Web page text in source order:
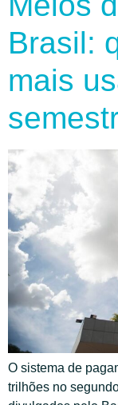
Brasil:
mais
O sistema de
trilhões no